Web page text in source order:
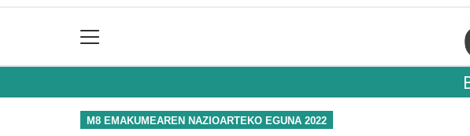
M8 EMAKUMEAREN NAZIOARTEKO EGUNA 2022